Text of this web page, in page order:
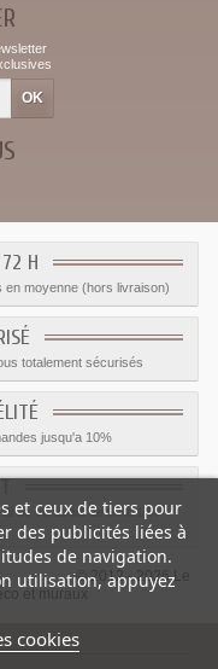
H
en moyenne (hors livraison)
totalement sécurisés
jusqu'a 10%
au vendredi de 8h à 17h
© 2012 - 2026 Le
et muraux
et ceux de tiers pour
des publicités liées à
de navigation.
utilisation, appuyez
cookies